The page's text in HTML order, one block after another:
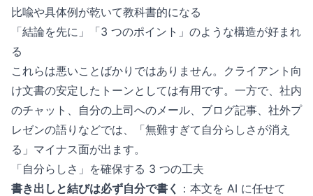
比喩や具体例が乾いて教科書的になる
「結論を先に」「3 つのポイント」のような構造が好まれ
る
これらは悪いことばかりではありません。クライアント向
け文書の安定したトーンとしては有用です。一方で、社内
のチャット、自分の上司へのメール、ブログ記事、社外プ
レゼンの語りなどでは、「無難すぎて自分らしさが消え
る」マイナス面が出ます。
「自分らしさ」を確保する 3 つの工夫
書き出しと結びは必ず自分で書く ：本文を AI に任せて